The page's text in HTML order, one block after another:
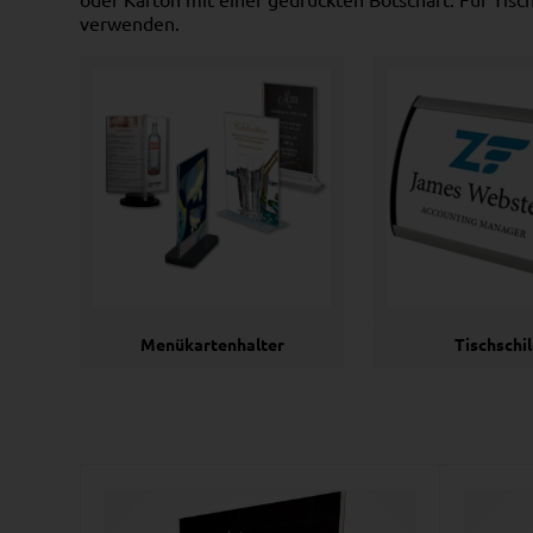
verwenden.
Menükartenhalter